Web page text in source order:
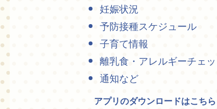
妊娠状況
予防接種スケジュール
子育て情報
離乳食・アレルギーチェ
通知など
アプリのダウンロードはこちら